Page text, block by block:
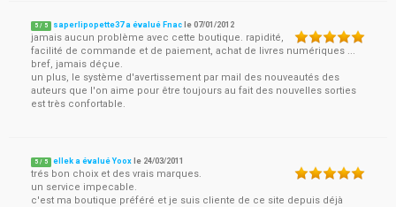
5 / 5 saperlipopette37 a évalué Fnac le07/01/2012
jamais aucun problème avec cette boutique. rapidité,
facilité de commande et de paiement, achat de livres numériques ...
bref, jamais déçue.
un plus, le système d'avertissement par mail des nouveautés des
auteurs que l'on aime pour être toujours au fait des nouvelles sorties
est très confortable.
5 / 5 ellek a évalué Yoox le 24/03/2011
trés bon choix et des vrais marques.
un service impecable.
c'est ma boutique préféré et je suis cliente de ce site depuis déjà